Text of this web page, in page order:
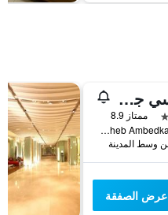
آي تي سي جراند سنترال، أحد فنادق لوكشري كولكشن، مومباي
ممتاز 8.9
287, Dr. Babasaheb Ambedkar Road, مومباي, الهند
عرض الصفقة